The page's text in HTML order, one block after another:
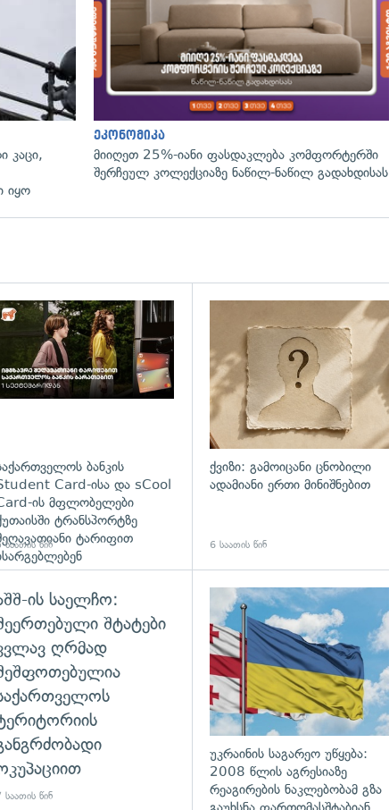
კაცი,
იყო
ეკონომიკა
მიიღეთ 25%-იანი ფასდაკლება კომფორტერში
შერჩეულ კოლექციაზე ნაწილ-ნაწილ გადახდისას
ბანკის
Card-ისა და sCool
ის მფლობელები
ტრანსპორტზე
ტარიფით
საათის წინ
ქვიზი: გამოიცანი ცნობილი
ადამიანი ერთი მინიშნებით
6 საათის წინ
ის საელჩო:
შტატები
ღრმად
საათის წინ
უკრაინის საგარეო უწყება:
2008 წლის აგრესიაზე
რეაგირების ნაკლებობამ გზა